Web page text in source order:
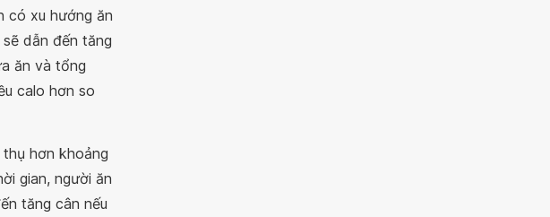
có xu hướng ăn
dẫn đến tăng
ăn và tổng
calo hơn so
hơn khoảng
gian, người ăn
tăng cân nếu